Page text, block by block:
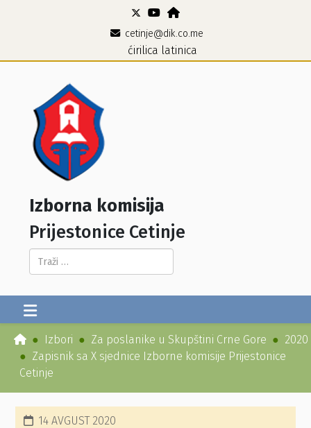
cetinje@dik.co.me
ćirilica latinica
Izborna komisija
Prijestonice Cetinje
Pretraga...
Izbori Za poslanike u Skupštini Crne Gore
2020
Zapisnik sa X sjednice Izborne komisije Prijestonice
Cetinje
14 AVGUST 2020